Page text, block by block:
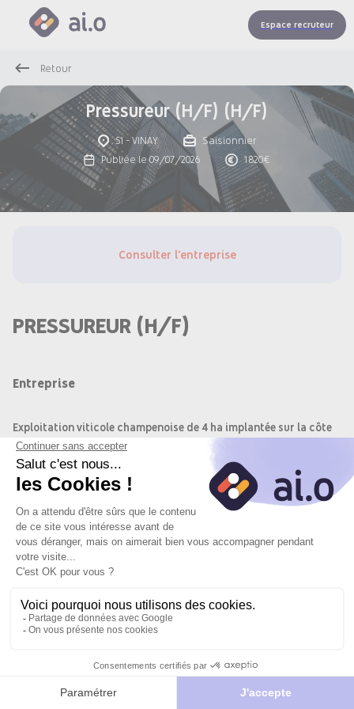
Espace recruteur
Retour
Pressureur (H/F) (H/F)
51 - VINAY
Saisionnier
Publiée le 09/07/2026
1 820€
Consulter l'entreprise
PRESSUREUR (H/F)
Entreprise
Exploitation viticole champenoise de 4 ha implantée sur la côte
des blancs/vallée de la Marne, la passion pour le terroir et le
respect de la tradition font partie de notre ADN.
Objectif du poste
Nous recherchons un(e) pressureur(se) pour la période des
vendanges 2026 afin d'assurer le transport des raisins, le
Missions
Transport des raisins de la parcelle jusqu'au centre de
pressurage (permis B requis)
Postuler
vers le site
partenaire
Je
Postuler